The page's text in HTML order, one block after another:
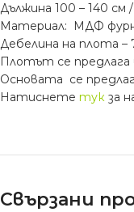
Дължина 100 – 140 см
Материал: МДФ
Дебелина на плота –
Плотът се предлага
Основата се
Натиснете тук за
Свързани